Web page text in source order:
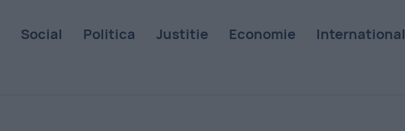
Social Politica Justitie Economie International